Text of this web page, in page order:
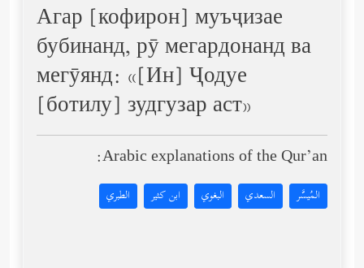
Агар [кофирон] муъҷизае
бубинанд, рӯ мегардонанд ва
мегӯянд: «[Ин] Ҷодуе
[ботилу] зудгузар аст»
Arabic explanations of the Qur’an:
المُيسَّر السعدي البغوي ابن كثير الطبري